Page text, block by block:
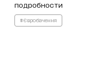
подробности
#Євробачення